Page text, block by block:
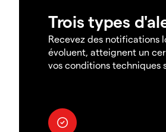
Trois types
Recevez des notifications
évoluent, atteignent un
vos conditions techniques